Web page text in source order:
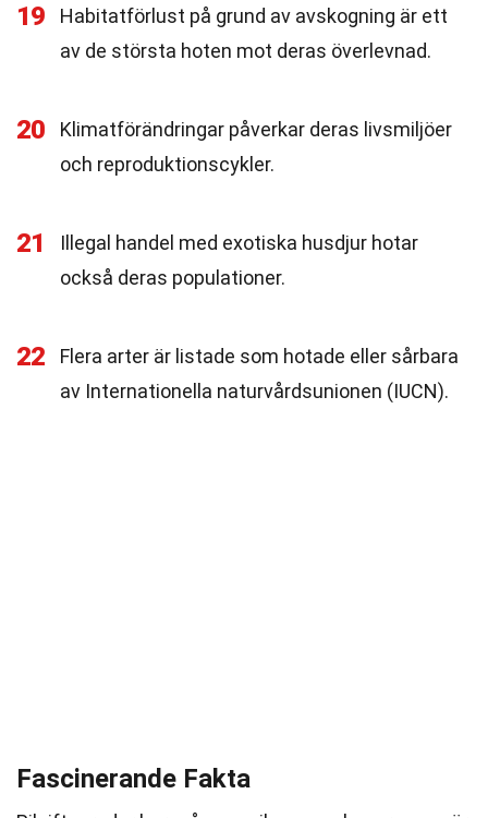
19
Habitatförlust på grund av avskogning är ett
av de största hoten mot deras överlevnad.
20
Klimatförändringar påverkar deras livsmiljöer
och reproduktionscykler.
21
Illegal handel med exotiska husdjur hotar
också deras populationer.
22
Flera arter är listade som hotade eller sårbara
av Internationella naturvårdsunionen (IUCN).
Fascinerande Fakta